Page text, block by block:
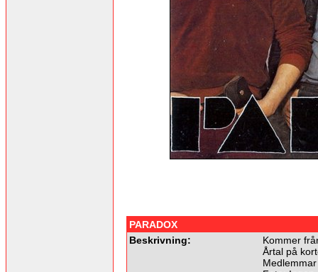
PARADOX
Beskrivning:
Kommer
Årtal på